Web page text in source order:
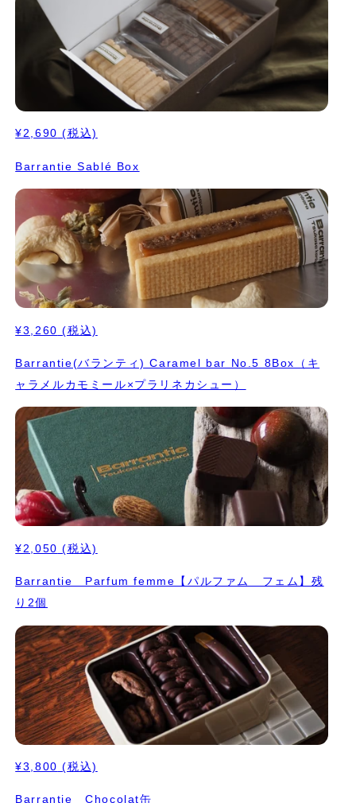
¥2,690 (税込)
Barrantie Sablé Box
¥3,260 (税込)
Barrantie(バランティ) Caramel bar No.5 8Box（キ
ャラメルカモミール×プラリネカシュー）
¥2,050 (税込)
Barrantie Parfum femme【パルファム フェム】残
り2個
¥3,800 (税込)
Barrantie Chocolat缶